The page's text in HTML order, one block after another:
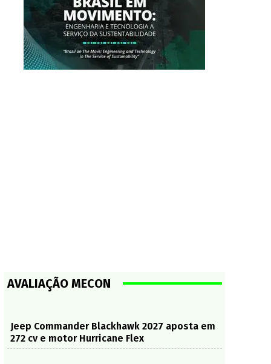
AVALIAÇÃO MECON
Jeep Commander Blackhawk 2027 aposta em
272 cv e motor Hurricane Flex